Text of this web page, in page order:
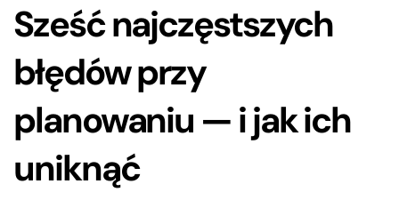
Sześć najczęstszych
błędów przy
planowaniu — i jak ich
uniknąć